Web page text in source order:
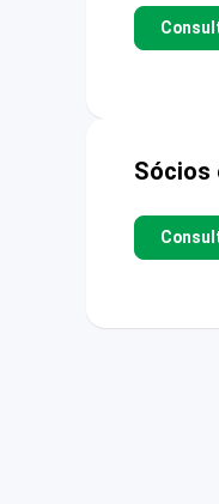
Sócios